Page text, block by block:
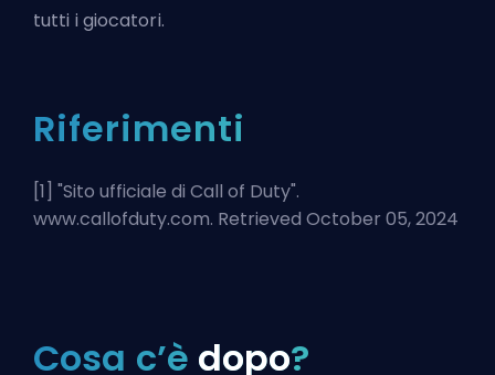
tutti i giocatori.
Riferimenti
[1] "Sito ufficiale di Call of Duty".
www.callofduty.com. Retrieved October 05, 2024
Cosa c’è dopo?